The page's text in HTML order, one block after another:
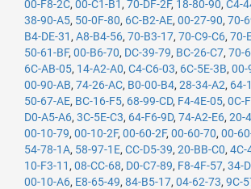
00-F8-2C, 00-C1-B1 , 70-DF-2F, 18-80-90, C4-
38-90-A5, 50-0F-80, 6C-B2-AE, 00-27-90, 70-
B4-DE-31 , A8-B4-56, 70-B3-17, 70-C9-C6, 70-
50-61-BF, 00-B6-70, DC-39-79, BC-26-C7, 70-
6C-AB-05, 14-A2-A0, C4-C6-03, 6C-5E-3B, 00-
00-90-AB, 74-26-AC, B0-00-B4, 28-34-A2, 64-
50-67-AE, BC-16-F5, 68-99-CD, F4-4E-05, 0C-
D0-A5-A6, 3C-5E-C3, 64-F6-9D, 74-A2-E6, 20-
00-10-79, 00-10-2F, 00-60-2F, 00-60-70, 00-
54-78-1A, 58-97-1E, CC-D5-39, 20-BB-C0, 4C-
10-F3-11 , 08-CC-68, D0-C7-89, F8-4F-57, 34-
00-10-A6, E8-65-49, 84-B5-17, 04-62-73, 9C-